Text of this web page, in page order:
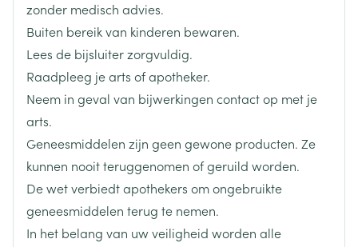
cimetidine, ranitidine (maagzuurremmers)
itraconazol en ketoconazol (geneesmiddelen voor
de behandeling van schimmelinfecties)
bepaalde geneesmiddelen die worden gebruikt
voor de behandeling van hiv/aids, zoals ritonavir
verapamil, een geneesmiddel dat wordt gebruikt
voor de behandeling van hoge bloeddruk en/of een
abnormaal hartritme
sertraline en fluvoxamine, geneesmiddelen die
worden gebruikt voor de behandeling van depressie
en andere psychiatrische aandoeningen
Startdosis: 2 mg/dag, in 1 inname
Vervolgens indien nodig dosisverhoging met
stappen van 1 mg min. om de 24u
Max. 6 mg/dag
0,25 mg, 2x /dag
mg 2x /dag min. om de 48u
Max. dosis: 1 mg, 2 x /dag
Max. 6 weken behandelen
Startdosis: 0,5 mg, 1x /dag
Breedte 65 mm
Lengte 114 mm
Diepte 42 mm
Hoeveelheid
Verpakking
Actieve
Ingrediënten
risperidon
zonder medisch advies.
Buiten bereik van kinderen bewaren.
Lees de bijsluiter zorgvuldig.
Raadpleeg je arts of apotheker.
Neem in geval van bijwerkingen contact op met je
arts.
Geneesmiddelen zijn geen gewone producten. Ze
kunnen nooit teruggenomen of geruild worden.
De wet verbiedt apothekers om ongebruikte
geneesmiddelen terug te nemen.
In het belang van uw veiligheid worden alle